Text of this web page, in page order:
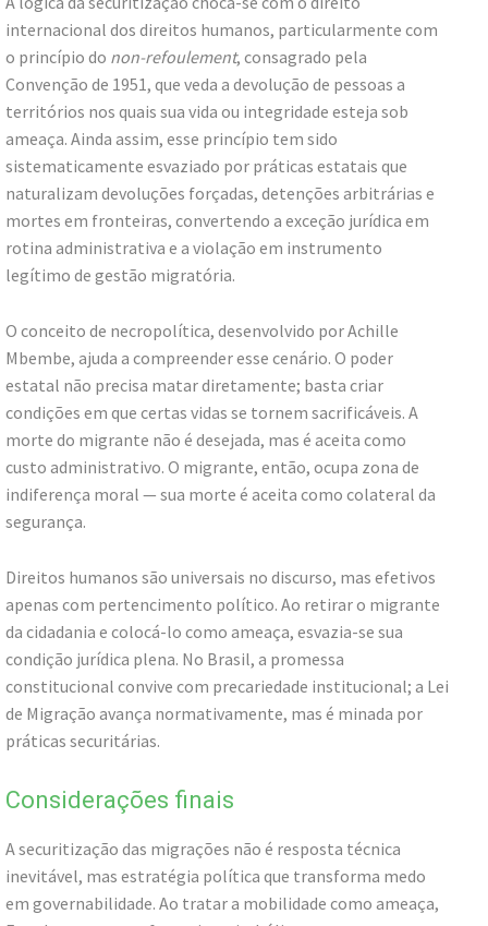
internacional dos direitos humanos, particularmente com
o princípio do non-refoulement, consagrado pela
Convenção de 1951, que veda a devolução de pessoas a
territórios nos quais sua vida ou integridade esteja sob
ameaça. Ainda assim, esse princípio tem sido
sistematicamente esvaziado por práticas estatais que
naturalizam devoluções forçadas, detenções arbitrárias e
mortes em fronteiras, convertendo a exceção jurídica em
rotina administrativa e a violação em instrumento
legítimo de gestão migratória.
O conceito de necropolítica, desenvolvido por Achille
Mbembe, ajuda a compreender esse cenário. O poder
estatal não precisa matar diretamente; basta criar
condições em que certas vidas se tornem sacrificáveis. A
morte do migrante não é desejada, mas é aceita como
custo administrativo. O migrante, então, ocupa zona de
indiferença moral — sua morte é aceita como colateral da
segurança.
Direitos humanos são universais no discurso, mas efetivos
apenas com pertencimento político. Ao retirar o migrante
da cidadania e colocá-lo como ameaça, esvazia-se sua
condição jurídica plena. No Brasil, a promessa
constitucional convive com precariedade institucional; a Lei
de Migração avança normativamente, mas é minada por
práticas securitárias.
Considerações finais
A securitização das migrações não é resposta técnica
inevitável, mas estratégia política que transforma medo
em governabilidade. Ao tratar a mobilidade como ameaça,